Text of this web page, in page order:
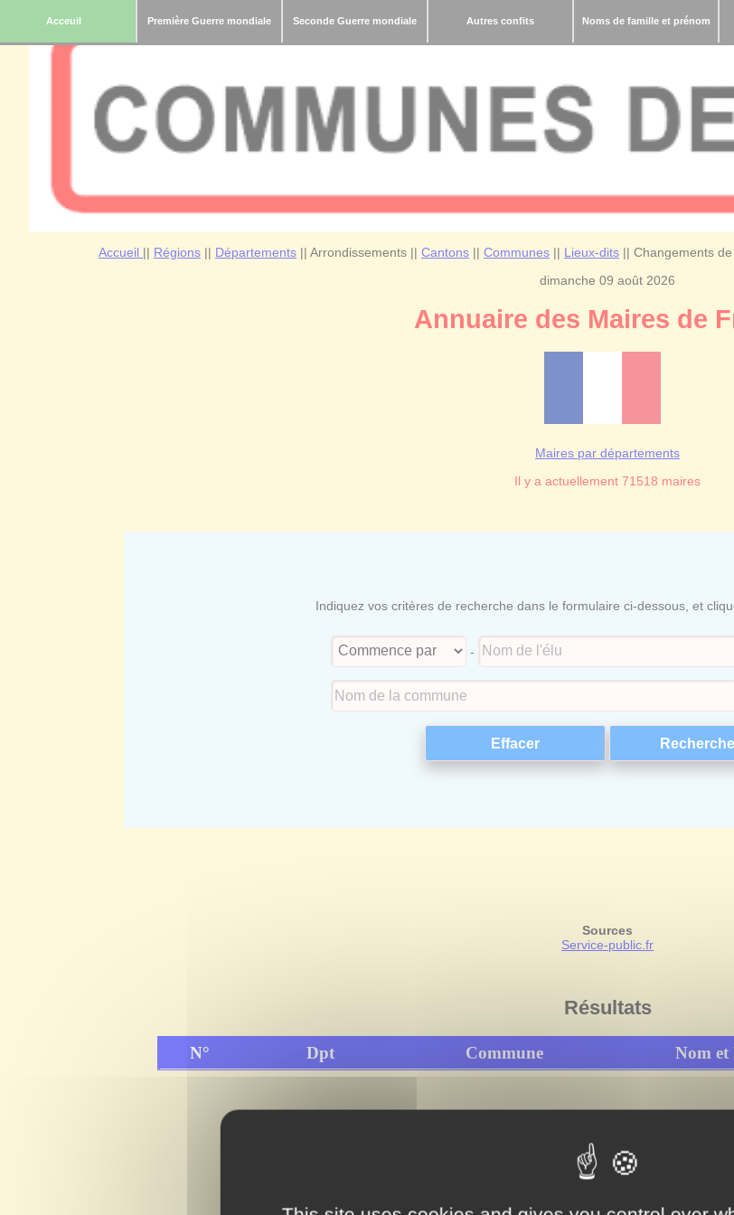
Acceuil Première Guerre mondiale Seconde Guerre mondiale Autres confits Noms de famille et prénom
Accueil || Régions || Départements || Arrondissements || Cantons || Communes || Lieux-dits || Changements
dimanche 09 août 2026
Annuaire des Maires de
Maires par départements
Il y a actuellement 71518 maires
Indiquez vos critères de recherche dans le formulaire ci-dessous, et
-
Sources
Service-public.fr
Résultats
N° Dpt Commune Nom et
Services d'archives en